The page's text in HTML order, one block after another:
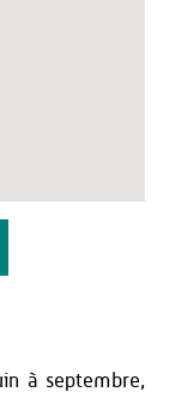
à septembre,